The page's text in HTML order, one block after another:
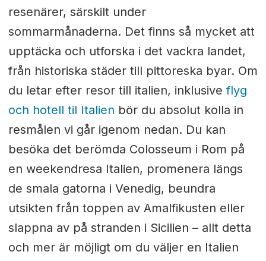
resenärer, särskilt under
sommarmånaderna. Det finns så mycket att
upptäcka och utforska i det vackra landet,
från historiska städer till pittoreska byar. Om
du letar efter resor till italien, inklusiveflyg
och hotell til Italien bör du absolut kolla in
resmålen vi går igenom nedan. Du kan
besöka det berömda Colosseum i Rom på
en weekendresa Italien, promenera längs
de smala gatorna i Venedig, beundra
utsikten från toppen av Amalfikusten eller
slappna av på stranden i Sicilien – allt detta
och mer är möjligt om du väljer en Italien